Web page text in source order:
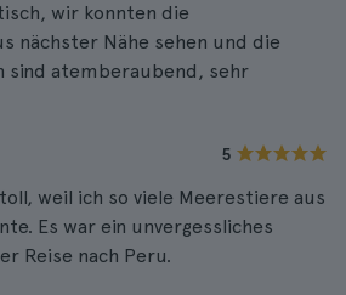
wir konnten die
nächster Nähe sehen und die
sind atemberaubend, sehr
5
weil ich so viele Meerestiere aus
Es war ein unvergessliches
Reise nach Peru.